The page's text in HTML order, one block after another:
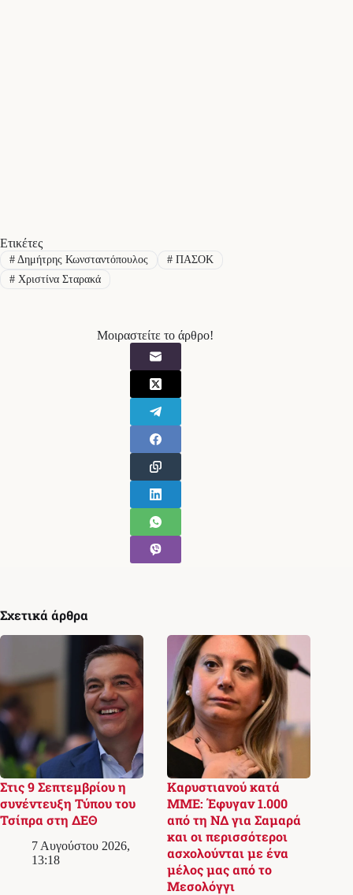
Ετικέτες
#Δημήτρης Κωνσταντόπουλος #ΠΑΣΟΚ
#Χριστίνα Σταρακά
Μοιραστείτε το άρθρο!
Σχετικά άρθρα
Στις 9 Σεπτεμβρίου η
συνέντευξη Τύπου του
Τσίπρα στη ΔΕΘ
7 Αυγούστου 2026,
13:18
Καρυστιανού κατά
ΜΜΕ: Έφυγαν 1.000
από τη ΝΔ για Σαμαρά
και οι περισσότεροι
ασχολούνται με ένα
μέλος μας από το
Μεσολόγγι